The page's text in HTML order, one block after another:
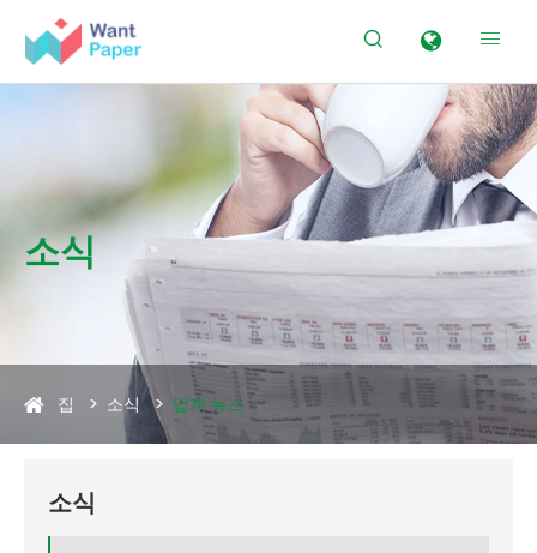
 
소식
집 소식 업계 뉴스
소식